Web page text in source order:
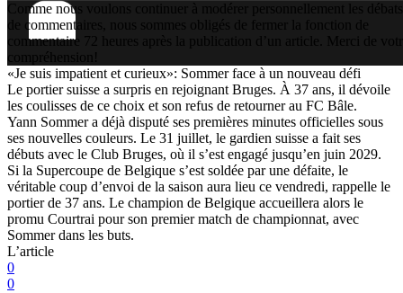
Comme nous voulons continuer à modérer personnellement les débats
de commentaires, nous sommes obligés de fermer la fonction de
commentaire 72 heures après la publication d’un article. Merci de
compréhension!
«Je suis impatient et curieux»: Sommer face à un nouveau défi
Le portier suisse a surpris en rejoignant Bruges. À 37 ans, il dévoile
les coulisses de ce choix et son refus de retourner au FC Bâle.
Yann Sommer a déjà disputé ses premières minutes officielles sous
ses nouvelles couleurs. Le 31 juillet, le gardien suisse a fait ses
débuts avec le Club Bruges, où il s’est engagé jusqu’en juin 2029.
Si la Supercoupe de Belgique s’est soldée par une défaite, le
véritable coup d’envoi de la saison aura lieu ce vendredi, rappelle le
portier de 37 ans. Le champion de Belgique accueillera alors le
promu Courtrai pour son premier match de championnat, avec
Sommer dans les buts.
L’article
0
0